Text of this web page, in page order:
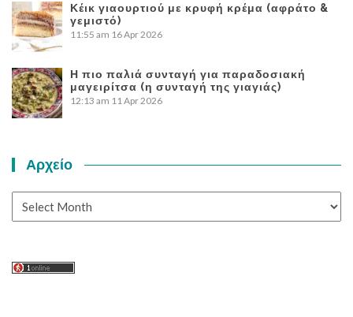
Κέικ γιαουρτιού με κρυφή κρέμα (αφράτο &
γεμιστό)
11:55 am 16 Apr 2026
Η πιο παλιά συνταγή για παραδοσιακή
μαγειρίτσα (η συνταγή της γιαγιάς)
12:13 am 11 Apr 2026
Αρχείο